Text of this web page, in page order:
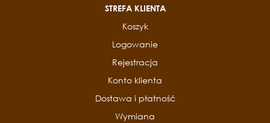
STREFA KLIENTA
Koszyk
Logowanie
Rejestracja
Konto klienta
Dostawa i płatność
Wymiana